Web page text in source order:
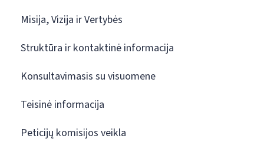
Misija, Vizija ir Vertybės
Struktūra ir kontaktinė informacija
Konsultavimasis su visuomene
Teisinė informacija
Peticijų komisijos veikla